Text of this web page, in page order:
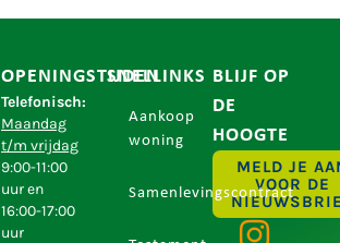
OPENINGSTIJDEN
Telefonisch:
Maandag
t/m vrijdag
9:00-11:00
uur en
16:00-17:00
uur
SNELLINKS
Aankoop
woning
Samenlevingscontract
BLIJF OP
DE
HOOGTE
MELD JE
VOOR DE